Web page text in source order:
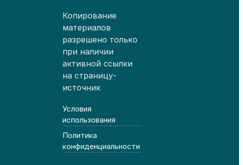
Копирование
материалов
разрешено только
при наличии
активной ссылки
на страницу-
источник
Условия
использования
Политика
конфиденциальности